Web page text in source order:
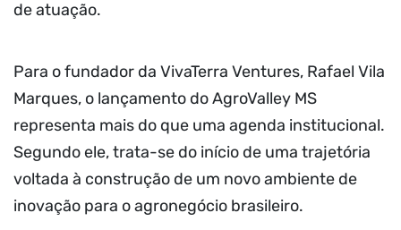
de atuação.
Para o fundador da VivaTerra Ventures, Rafael Vila
Marques, o lançamento do AgroValley MS
representa mais do que uma agenda institucional.
Segundo ele, trata-se do início de uma trajetória
voltada à construção de um novo ambiente de
inovação para o agronegócio brasileiro.